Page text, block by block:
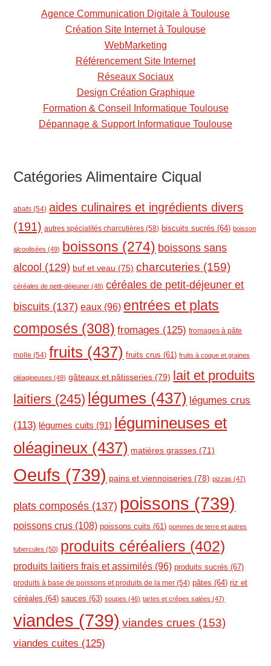
Agence Communication Digitale à Toulouse
Création Site Internet à Toulouse
WebMarketing
Référencement Site Internet
Réseaux Sociaux
Design Création Graphique
Formation & Conseil Informatique Toulouse
Dépannage & Support Informatique Toulouse
Catégories Alimentaire Ciqual
abats (54) aides culinaires et ingrédients divers
(191) autres spécialités charcutières (58) biscuits sucrés (64) boisson
alcoolisées (49) boissons (274) boissons sans
alcool (129) buf et veau (75) charcuteries (159)
céréales de petit-déjeuner (48) céréales de petit-déjeuner et
biscuits (137) eaux (96) entrées et plats
composés (308) fromages (125) fromages à pâte
molle (54) fruits (437) fruits crus (61) fruits à coque et graines
oléagineuses (49) gâteaux et pâtisseries (79) lait et produits
laitiers (245) légumes (437) légumes crus
(113) légumes cuits (91)
légumineuses et
oléagineux (437) matières grasses (71)
Oeufs (739) pains et viennoiseries (78) pizzas (47)
plats composés (137) poissons (739)
poissons crus (108) poissons cuits (61) pommes de terre et autres
tubercules (50) produits céréaliers (402)
produits laitiers frais et assimilés (96) produits sucrés (67)
produits à base de poissons et produits de la mer (54) pâtes (64) riz et
céréales (64) sauces (63) soupes (46) tartes et crêpes salées (47)
viandes (739) viandes crues (153)
viandes cuites (125)